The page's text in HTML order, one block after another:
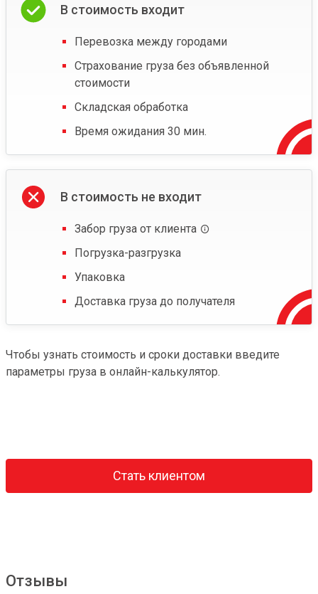
В стоимость входит
Перевозка между городами
Страхование груза без объявленной
стоимости
Складская обработка
Время ожидания 30 мин.
В стоимость не входит
Забор груза от клиента
Погрузка-разгрузка
Упаковка
Доставка груза до получателя
Чтобы узнать стоимость и сроки доставки введите
параметры груза в онлайн-калькулятор.
Стать клиентом
Отзывы